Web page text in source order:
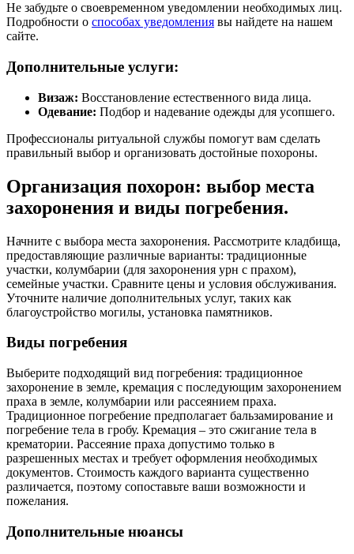
Не забудьте о своевременном уведомлении необходимых лиц.
Подробности о способах уведомления вы найдете на нашем
сайте.
Дополнительные услуги:
Визаж: Восстановление естественного вида лица.
Одевание: Подбор и надевание одежды для усопшего.
Профессионалы ритуальной службы помогут вам сделать
правильный выбор и организовать достойные похороны.
Организация похорон: выбор места
захоронения и виды погребения.
Начните с выбора места захоронения. Рассмотрите кладбища,
предоставляющие различные варианты: традиционные
участки, колумбарии (для захоронения урн с прахом),
семейные участки. Сравните цены и условия обслуживания.
Уточните наличие дополнительных услуг, таких как
благоустройство могилы, установка памятников.
Виды погребения
Выберите подходящий вид погребения: традиционное
захоронение в земле, кремация с последующим захоронением
праха в земле, колумбарии или рассеянием праха.
Традиционное погребение предполагает бальзамирование и
погребение тела в гробу. Кремация – это сжигание тела в
крематории. Рассеяние праха допустимо только в
разрешенных местах и требует оформления необходимых
документов. Стоимость каждого варианта существенно
различается, поэтому сопоставьте ваши возможности и
пожелания.
Дополнительные нюансы